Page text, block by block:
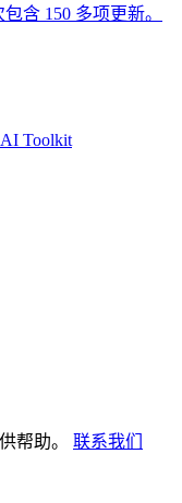
含 150 多项更新。
Toolkit
帮助。
联系我们